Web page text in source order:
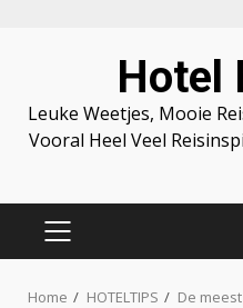
Hotel
Leuke Weetjes, Mooie
Vooral Heel Veel
PRIMARY
Home HOTELTIPS De